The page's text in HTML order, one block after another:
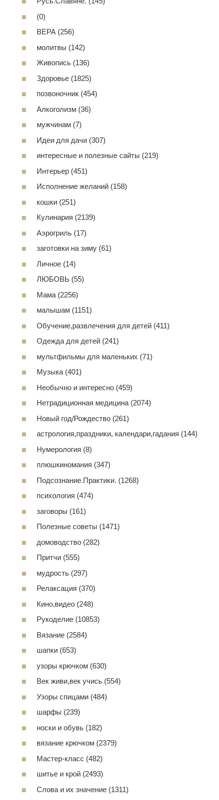
(0)
ВЕРА (256)
молитвы (142)
Живопись (136)
Здоровье (1825)
позвоночник (454)
Алкоголизм (36)
мужчинам (7)
Идеи для дачи (307)
интересные и полезные сайты (219)
Интерьер (451)
Исполнение желаний (158)
кошки (251)
Кулинария (2139)
Аэрогриль (17)
заготовки на зиму (61)
Личное (14)
ЛЮБОВЬ (55)
Мама (2256)
малышам (1151)
Обучение,развлечения для детей (411)
Одежда для детей (241)
мультфильмы для маленьких (71)
Музыка (401)
Необычно и интересно (459)
Нетрадиционная медицина (2074)
Новый год/Рождество (261)
астрология,праздники, календари,гадания (144)
Нумерология (8)
плюшкиномания (347)
Подсознание.Практики. (1268)
психология (474)
заговоры (161)
Полезные советы (1471)
домоводство (282)
Притчи (555)
мудрость (297)
Релаксация (370)
Кино,видео (248)
Рукоделие (10853)
Вязание (2584)
шапки (653)
узоры крючком (630)
Век живи,век учись (554)
Узоры спицами (484)
шарфы (239)
носки и обувь (182)
вязание крючком (2379)
Мастер-класс (482)
шитье и крой (2493)
Слова и их значение (1311)